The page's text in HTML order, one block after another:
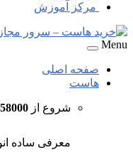
مرکز آموزش
Menu
صفحه اصلی
هاست
شروع از
معرفی ساده